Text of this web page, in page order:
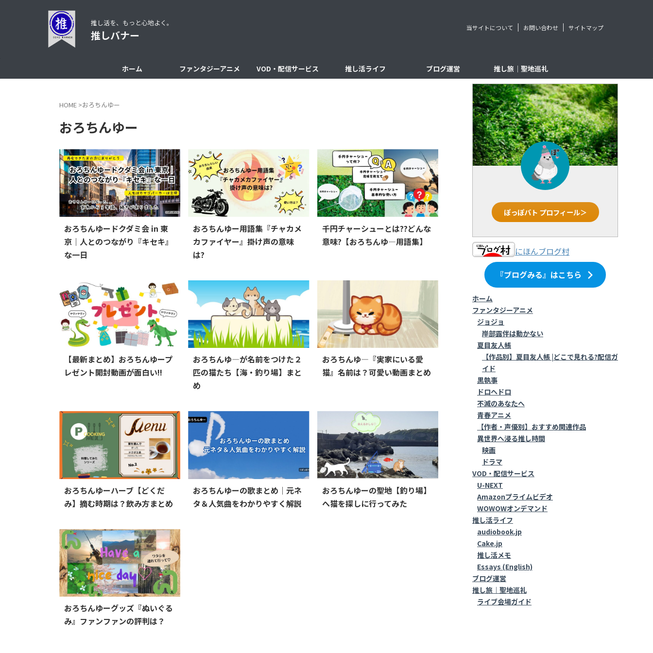
推し活を、もっと心地よく。
推しバナー
当サイトについて お問い合わせ サイトマップ
ホーム ファンタジーアニメ VOD・配信サービス 推し活ライフ ブログ運営 推し旅｜聖地巡礼
HOME >おろちんゆー
おろちんゆー
おろちんゆードクダミ会 in 東
京｜人とのつながり『キセキ』
な一日
おろちんゆー用語集『チャカメ
カファイヤー』掛け声の意味
は?
千円チャーシューとは??どんな
意味?【おろちんゆ―用語集】
【最新まとめ】おろちんゆープ
レゼント開封動画が面白い!!
おろちんゆ―が名前をつけた２
匹の猫たち【海・釣り場】まと
め
おろちんゆ―『実家にいる愛
猫』名前は？可愛い動画まとめ
おろちんゆーハーブ【どくだ
み】摘む時期は？飲み方まとめ
おろちんゆーの歌まとめ｜元ネ
タ＆人気曲をわかりやすく解説
おろちんゆーの聖地【釣り場】
へ猫を探しに行ってみた
おろちんゆーグッズ『ぬいぐる
み』ファンファンの評判は？
ぽっぽバト プロフィール＞
にほんブログ村
『ブログみる』はこちら
ホーム
ファンタジーアニメ
ジョジョ
岸部露伴は動かない
夏目友人帳
【作品別】夏目友人帳 |どこで見れる?配信ガ
イド
黒執事
ドロヘドロ
不滅のあなたへ
青春アニメ
【作者・声優別】おすすめ関連作品
異世界へ浸る推し時間
映画
ドラマ
VOD・配信サービス
U-NEXT
Amazonプライムビデオ
WOWOWオンデマンド
推し活ライフ
audiobook.jp
Cake.jp
推し活メモ
Essays (English)
ブログ運営
推し旅｜聖地巡礼
ライブ会場ガイド